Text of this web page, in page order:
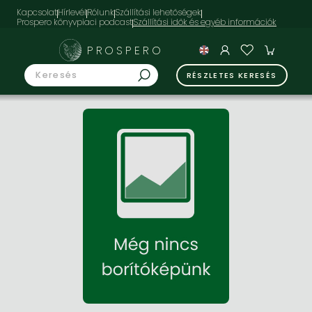
KapcsolatHírlevélRólunkSzállítási lehetőségek
Prospero könyvpiaci podcast
PROSPERO
RÉSZLETES KERESÉS